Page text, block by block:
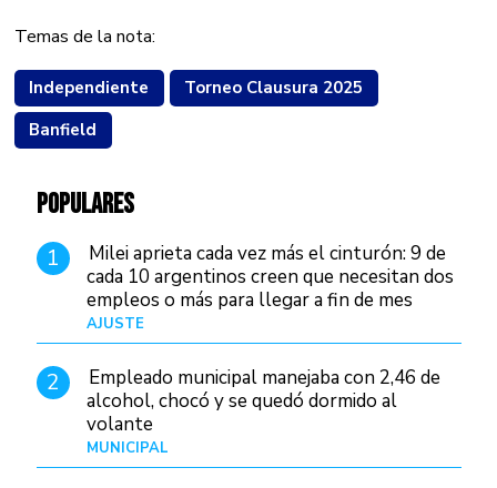
Temas de la nota:
Independiente
Torneo Clausura 2025
Banfield
POPULARES
1
Milei aprieta cada vez más el cinturón: 9 de
cada 10 argentinos creen que necesitan dos
empleos o más para llegar a fin de mes
AJUSTE
2
Empleado municipal manejaba con 2,46 de
alcohol, chocó y se quedó dormido al
volante
MUNICIPAL